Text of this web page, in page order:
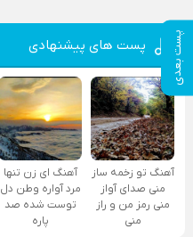
پست بعدی پست های پیشنهادی
آهنگ تو زخمه ساز
منی صدای آواز
منی رمز من و راز
منی
آهنگ ای زن تنها
مرد آواره وطن دل
توست شده صد
پاره